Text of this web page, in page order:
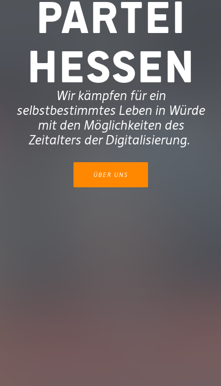
partei
Hessen
Wir kämpfen für ein
selbstbestimmtes Leben in Würde
mit den Möglichkeiten des
Zeitalters der Digitalisierung. ​
ÜBER UNS